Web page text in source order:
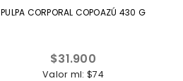
PULPA CORPORAL COPOAZÚ 430 G
Precio
habitual
$31.900
Valor ml: $74